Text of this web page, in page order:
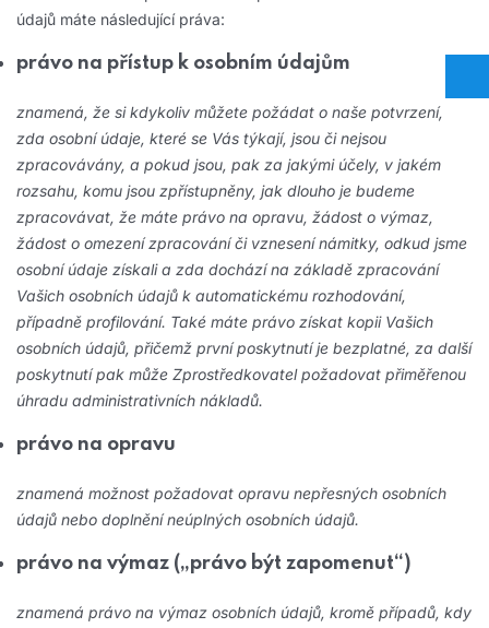
údajů máte následující práva:
právo na přístup k osobním údajům
znamená, že si kdykoliv můžete požádat o naše potvrzení,
zda osobní údaje, které se Vás týkají, jsou či nejsou
zpracovávány, a pokud jsou, pak za jakými účely, v jakém
rozsahu, komu jsou zpřístupněny, jak dlouho je budeme
zpracovávat, že máte právo na opravu, žádost o výmaz,
žádost o omezení zpracování či vznesení námitky, odkud jsme
osobní údaje získali a zda dochází na základě zpracování
Vašich osobních údajů k automatickému rozhodování,
případně profilování. Také máte právo získat kopii Vašich
osobních údajů, přičemž první poskytnutí je bezplatné, za další
poskytnutí pak může Zprostředkovatel požadovat přiměřenou
úhradu administrativních nákladů.
právo na opravu
znamená možnost požadovat opravu nepřesných osobních
údajů nebo doplnění neúplných osobních údajů.
právo na výmaz („právo být zapomenut“)
znamená právo na výmaz osobních údajů, kromě případů, kdy